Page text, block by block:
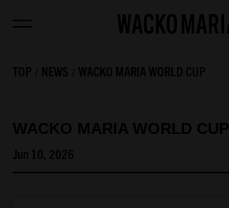
TOP NEWS WACKO MARIA WORLD CUP
WACKO MARIA WORLD CUP
Jun 10, 2026